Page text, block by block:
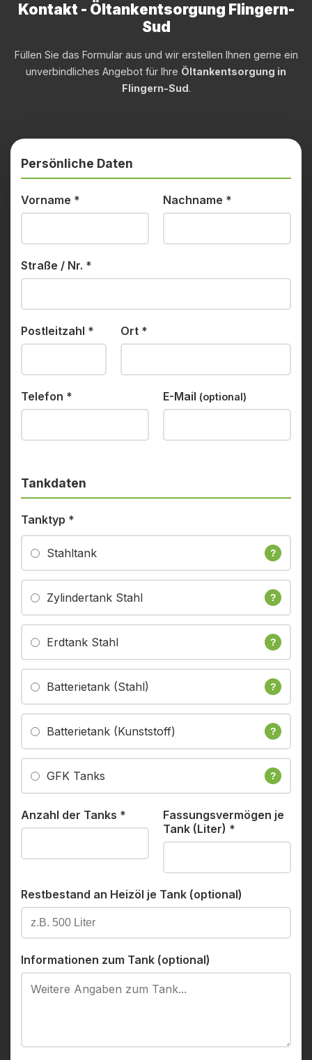
Kontakt - Öltankentsorgung Flingern-
Sud
Füllen Sie das Formular aus und wir erstellen Ihnen gerne ein
unverbindliches Angebot für Ihre Öltankentsorgung in
Flingern-Sud.
Persönliche Daten
Vorname * Nachname *
Straße / Nr. *
Postleitzahl * Ort *
Telefon * E-Mail (optional)
Tankdaten
Tanktyp *
Stahltank ?
Zylindertank Stahl ?
Erdtank Stahl ?
Batterietank (Stahl) ?
Batterietank (Kunststoff) ?
GFK Tanks ?
Anzahl der Tanks *
Fassungsvermögen je
Tank (Liter) *
Restbestand an Heizöl je Tank (optional)
Informationen zum Tank (optional)